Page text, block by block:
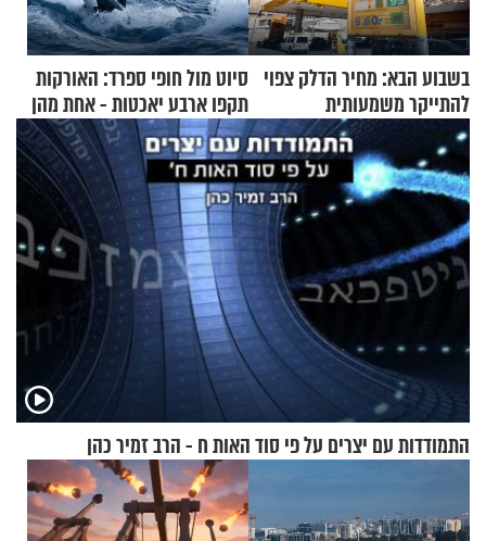
בשבוע הבא: מחיר הדלק צפוי
להתייקר משמעותית
סיוט מול חופי ספרד: האורקות
תקפו ארבע יאכטות - אחת מהן
טבעה
התמודדות עם יצרים על פי סוד האות ח - הרב זמיר כהן